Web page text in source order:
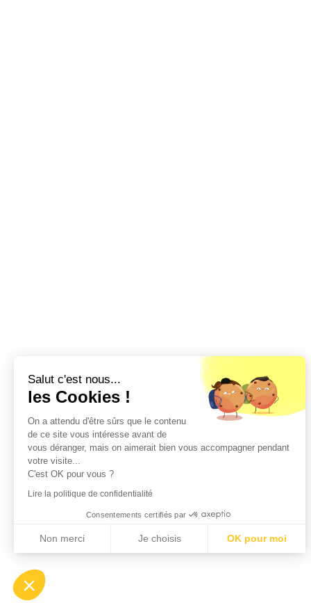
Salut c'est nous...
les Cookies !
On a attendu d'être sûrs que le contenu
de ce site vous intéresse avant de
vous déranger, mais on aimerait bien vous accompagner pendant
votre visite...
C'est OK pour vous ?
Lire la politique de confidentialité
Consentements certifiés par
Non merci Je choisis OK pour moi
Notre plateforme vous permet d'adapter et de gérer vos paramètres de